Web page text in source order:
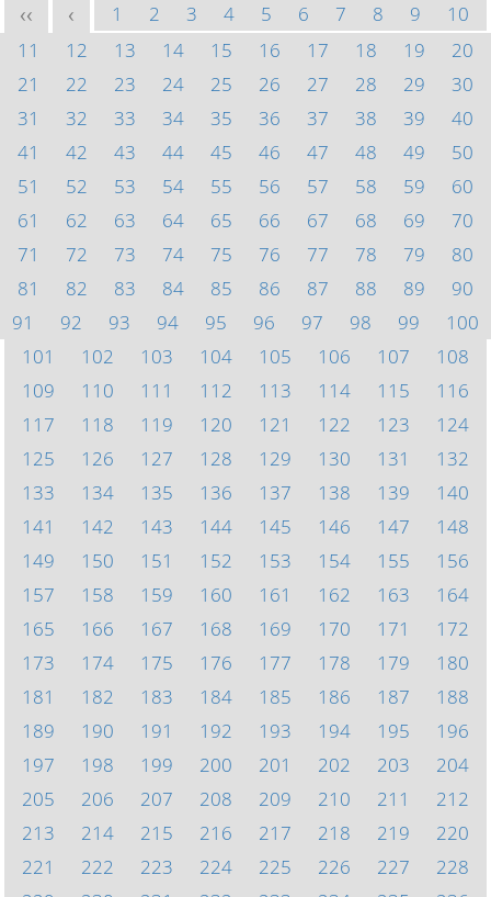
<< < 1 2 3 4 5 6 7 8 9
10
11
12 13 14 15 16 17 18 19
20
21
22 23 24 25 26 27 28 29
30
31
32 33 34 35 36 37 38 39
40
41
42 43 44 45 46 47 48 49
50
51
52 53 54 55 56 57 58 59
60
61
62 63 64 65 66 67 68 69
70
71
72 73 74 75 76 77 78 79
80
81
82 83 84 85 86 87 88 89
90
91
92 93 94 95 96 97 98 99
100
101
102 103 104 105 106 107
108
109
110 111 112 113 114 115
116
117
118 119 120 121 122 123
124
125
126 127 128 129 130 131
132
133
134 135 136 137 138 139
140
141
142 143 144 145 146 147
148
149
150 151 152 153 154 155
156
157
158 159 160 161 162 163
164
165
166 167 168 169 170 171
172
173
174 175 176 177 178 179
180
181
182 183 184 185 186 187
188
189
190 191 192 193 194 195
196
197
198 199 200 201 202 203
204
205
206 207 208 209 210 211
212
213
214 215 216 217 218 219
220
221
222 223 224 225 226 227
228